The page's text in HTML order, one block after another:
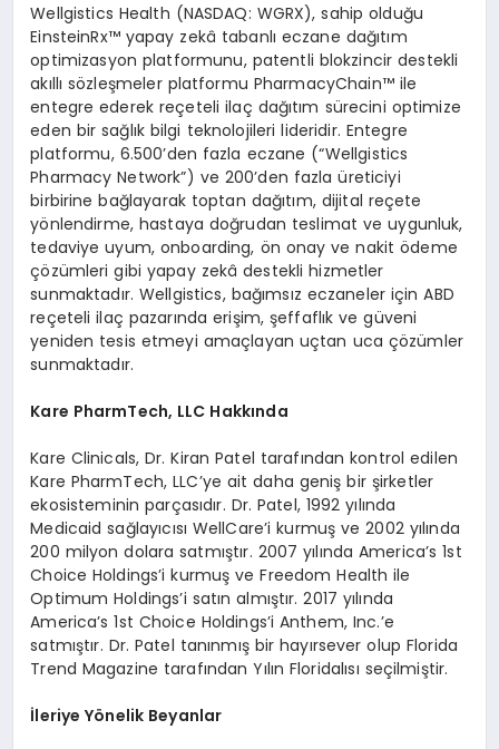
Wellgistics Health (NASDAQ: WGRX), sahip olduğu
EinsteinRx™ yapay zekâ tabanlı eczane dağıtım
optimizasyon platformunu, patentli blokzincir destekli
akıllı sözleşmeler platformu PharmacyChain™ ile
entegre ederek reçeteli ilaç dağıtım sürecini optimize
eden bir sağlık bilgi teknolojileri lideridir. Entegre
platformu, 6.500’den fazla eczane (“Wellgistics
Pharmacy Network”) ve 200’den fazla üreticiyi
birbirine bağlayarak toptan dağıtım, dijital reçete
yönlendirme, hastaya doğrudan teslimat ve uygunluk,
tedaviye uyum, onboarding, ön onay ve nakit ödeme
çözümleri gibi yapay zekâ destekli hizmetler
sunmaktadır. Wellgistics, bağımsız eczaneler için ABD
reçeteli ilaç pazarında erişim, şeffaflık ve güveni
yeniden tesis etmeyi amaçlayan uçtan uca çözümler
sunmaktadır.
Kare PharmTech, LLC Hakkında
Kare Clinicals, Dr. Kiran Patel tarafından kontrol edilen
Kare PharmTech, LLC’ye ait daha geniş bir şirketler
ekosisteminin parçasıdır. Dr. Patel, 1992 yılında
Medicaid sağlayıcısı WellCare’i kurmuş ve 2002 yılında
200 milyon dolara satmıştır. 2007 yılında America’s 1st
Choice Holdings’i kurmuş ve Freedom Health ile
Optimum Holdings’i satın almıştır. 2017 yılında
America’s 1st Choice Holdings’i Anthem, Inc.’e
satmıştır. Dr. Patel tanınmış bir hayırsever olup Florida
Trend Magazine tarafından Yılın Floridalısı seçilmiştir.
İleriye Yönelik Beyanlar